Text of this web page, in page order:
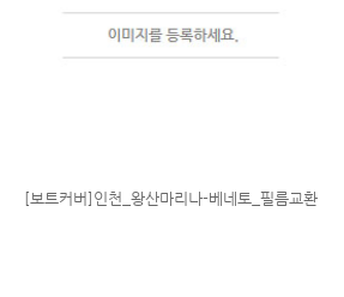
[보트커버]인천_왕산마리나-베네토_필름교환